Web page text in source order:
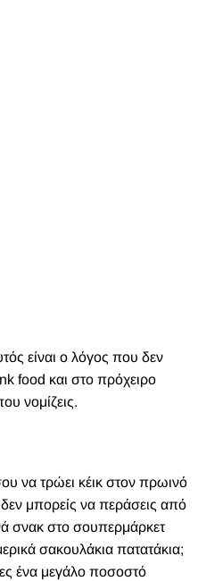
είναι ο λόγος που δεν
food και στο πρόχειρο
νομίζεις.
να τρώει κέικ στον πρωινό
δεν μπορείς να περάσεις από
σνακ στο σουπερμάρκετ
σακουλάκια πατατάκια;
ένα μεγάλο ποσοστό